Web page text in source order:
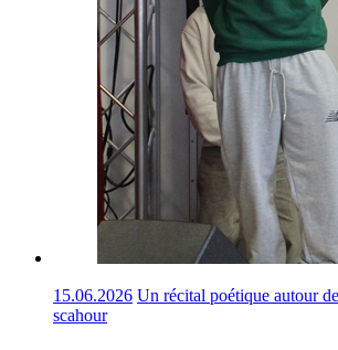
15.06.2026 Un récital poétique autour
scahour